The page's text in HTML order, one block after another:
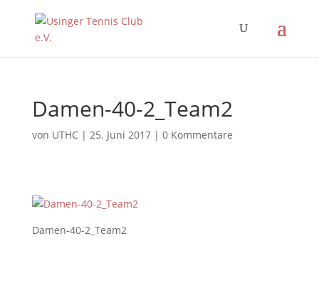
Damen-40-2_Team2
von UTHC| 25. Juni 2017| 0 Kommentare
Damen-40-2_Team2